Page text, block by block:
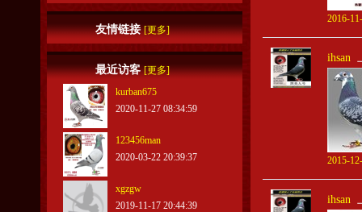
友情链接[更多]
最近访客[更多]
kurban675
2020-11-27 08:34:59
123456man
2020-03-22 20:39:37
xgzgw
2019-11-17 20:44:39
2016-
ihsan
2015-
ihsan